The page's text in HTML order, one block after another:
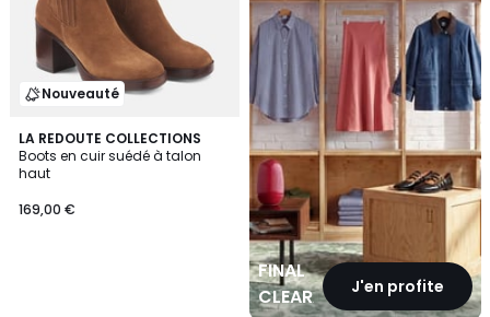
Nouveauté
LA REDOUTE COLLECTIONS
Boots en cuir suédé à talon
haut
169,00 €
FINAL
CLEARANCEJ'en profite